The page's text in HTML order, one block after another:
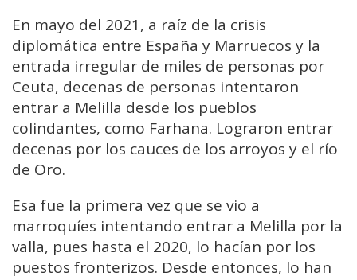
En mayo del 2021, a raíz de la crisis
diplomática entre España y Marruecos y la
entrada irregular de miles de personas por
Ceuta, decenas de personas intentaron
entrar a Melilla desde los pueblos
colindantes, como Farhana. Lograron entrar
decenas por los cauces de los arroyos y el río
de Oro.
Esa fue la primera vez que se vio a
marroquíes intentando entrar a Melilla por la
valla, pues hasta el 2020, lo hacían por los
puestos fronterizos. Desde entonces, lo han